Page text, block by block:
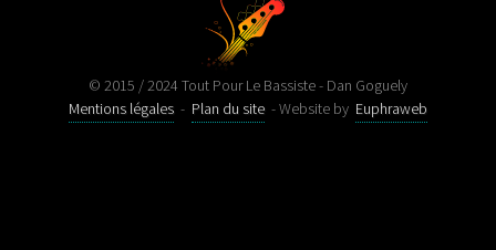
© 2015 / 2024 Tout Pour Le Bassiste - Dan Goguely
Mentions légales - Plan du site - Website by Euphraweb